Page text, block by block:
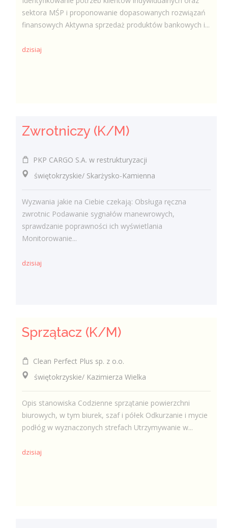
sektora MŚP i proponowanie dopasowanych rozwiązań
finansowych Aktywna sprzedaż produktów bankowych i...
dzisiaj
Zwrotniczy (K/M)
PKP CARGO S.A. w restrukturyzacji
świętokrzyskie/ Skarżysko-Kamienna
Wyzwania jakie na Ciebie czekają: Obsługa ręczna
zwrotnic Podawanie sygnałów manewrowych,
sprawdzanie poprawności ich wyświetlania
Monitorowanie...
dzisiaj
Sprzątacz (K/M)
Clean Perfect Plus sp. z o.o.
świętokrzyskie/ Kazimierza Wielka
Opis stanowiska Codzienne sprzątanie powierzchni
biurowych, w tym biurek, szaf i półek Odkurzanie i mycie
podłóg w wyznaczonych strefach Utrzymywanie w...
dzisiaj